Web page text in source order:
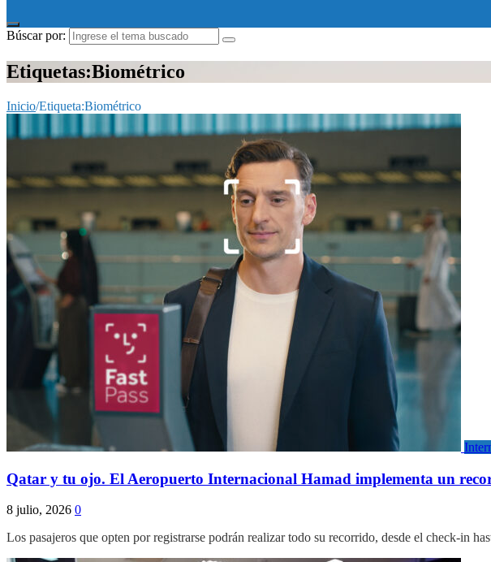
Búscar por:
Etiquetas:Biométrico
Inicio/Etiqueta:Biométrico
Qatar y tu ojo. El Aeropuerto Internacional Hamad implementa un
8 julio, 2026 0
Los pasajeros que opten por registrarse podrán realizar todo su recorrido, desde el check-in